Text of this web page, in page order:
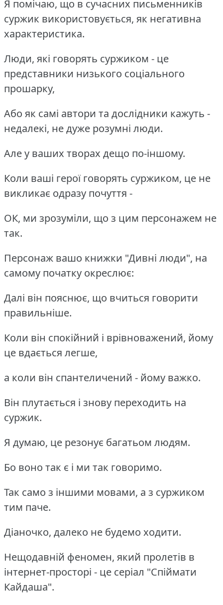
Я помічаю, що в сучасних письменників
суржик використовується, як негативна
характеристика.
Люди, які говорять суржиком - це
представники низького соціального
прошарку,
Або як самі автори та дослідники кажуть -
недалекі, не дуже розумні люди.
Але у ваших творах дещо по-іншому.
Коли ваші герої говорять суржиком, це не
викликає одразу почуття -
ОК, ми зрозуміли, що з цим персонажем не
так.
Персонаж вашо книжки "Дивні люди", на
самому початку окреслює:
Далі він пояснює, що вчиться говорити
правильніше.
Коли він спокійний і врівноважений, йому
це вдається легше,
а коли він спантеличений - йому важко.
Він плутається і знову переходить на
суржик.
Я думаю, це резонує багатьом людям.
Бо воно так є і ми так говоримо.
Так само з іншими мовами, а з суржиком
тим паче.
Діаночко, далеко не будемо ходити.
Нещодавній феномен, який пролетів в
інтернет-просторі - це серіал "Спіймати
Кайдаша".